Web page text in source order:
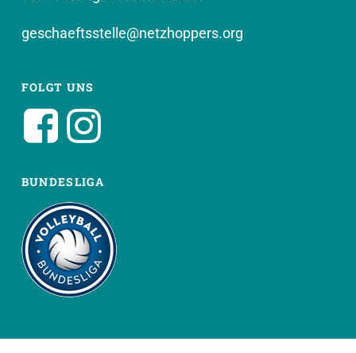
geschaeftsstelle@netzhoppers.org
FOLGT UNS
BUNDESLIGA